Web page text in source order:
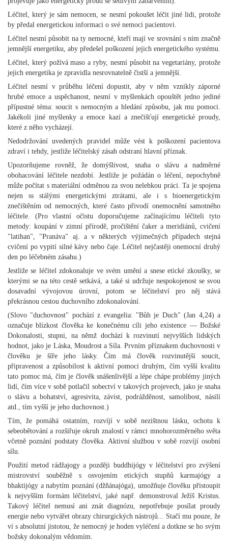
Léčitel, který je sám nemocen, se nesmí pokoušet léčit jiné lidi, protože
by předal energetickou informaci o své nemoci pacientovi.
Léčitel nesmí působit na ty nemocné, kteří mají ve srovnání s ním značně
jemnější energetiku, aby předešel poškození jejich energetického systému.
Léčitel, který požívá maso a ryby, nesmí působit na vegetariány, protože
jejich energetika je zpravidla nesrovnatelně čistší a jemnější.
Léčitel nesmí v průběhu léčení dopustit, aby v něm vznikly záporné
hrubé emoce a uspěchanost, nesmí v myšlenkách opouštět jedno jediné
přípustné téma: soucit s nemocným a hledání způsobu, jak mu pomoci.
Jakékoli jiné myšlenky a emoce kazí a znečišťují energetické proudy,
které z něho vycházejí.
Nedodržování uvedených pravidel může vést k poškození pacientova
zdraví i tehdy, jestliže léčitelský zásah odstraní hlavní příznak.
Upozorňujeme rovněž, že domýšlivost, snaha o slávu a nadměrné
obohacování léčitele nezdobí. Jestliže je požádán o léčení, nepochybně
může počítat s materiální odměnou za svou nelehkou práci. Ta je spojena
nejen ss stálými energetickými ztrátami, ale i s bioenergetickým
znečištěním od nemocných, které často přivodí onemocnění samotného
léčitele. (Pro vlastní očistu doporučujeme začínajícímu léčiteli tyto
metody: koupání v zimní přírodě, pročištění čaker a meridiánů, cvičení
"latihan", "Pranáva" aj. a v některých výjimečných případech stejná
cvičení po vypití silné kávy nebo čaje. Léčitel nejčastěji onemocní druhý
den po léčebném zásahu.)
Jestliže se léčitel zdokonaluje ve svém umění a snese etické zkoušky, se
kterými se na této cestě setkává, a také si udržuje nespokojenost se svou
dosavadní vývojovou úrovní, potom se léčitelství pro něj stává
překrásnou cestou duchovního zdokonalování.
(Slovo "duchovnost" pochází z evangelia: "Bůh je Duch" (Jan 4,24) a
označuje blízkost člověka ke konečnému cíli jeho existence — Božské
Dokonalosti, stupni, na němž dochází k rozvinutí nejvyšších lidských
hodnot, jako je Láska, Moudrost a Síla. Prvním příznakem duchovnosti v
člověku je šíře jeho lásky. Čím má člověk rozvinutější soucit,
připravenost a způsobilost k aktivní pomoci druhým, čím vyšší kvalitu
tato pomoc má, čím je člověk snášenlivější a lépe chápe problémy jiných
lidí, čím více v sobě potlačil sobectví v takových projevech, jako je snaha
o slávu a bohatství, agresivita, závist, podrážděnost, samolibost, násilí
atd., tím vyšší je jeho duchovnost.)
Tím, že pomáhá ostatním, rozvíjí v sobě nezištnou lásku, ochotu k
sebeobětování a rozšiřuje okruh znalostí v rámci mnohorozměrného světa
včetně poznání podstaty člověka. Aktivní službou v sobě rozvíjí osobní
sílu.
Použití metod rádžajogy a později buddhijógy v léčitelství pro zvýšení
mistrovství souběžně s osvojením etických stupňů karmajógy a
bhaktijógy a nabytím poznání (džňánajóga), umožňuje člověku přistoupit
k nejvyšším formám léčitelství, jaké např. demonstroval Ježíš Kristus.
Takový léčitel nemusí ani znát diagnózu, nepotřebuje posílat proudy
energie nebo vytvářet obrazy chirurgických nástrojů... Stačí mu pouze, že
ví s absolutní jistotou, že nemocný je hoden vyléčení a dotkne se ho svým
božsky dokonalým vědomím.